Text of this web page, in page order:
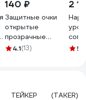
140 ₽
Защитные очки
открытые
прозрачные
Gigant GGСB-1
4.1(13)
2
5
(TAKER)